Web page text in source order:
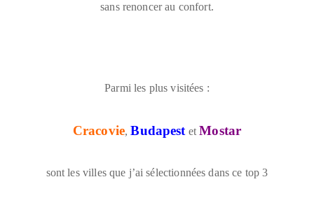
sans renoncer au confort.
Parmi les plus visitées :
Cracovie, Budapest et Mostar
sont les villes que j’ai sélectionnées dans ce top 3